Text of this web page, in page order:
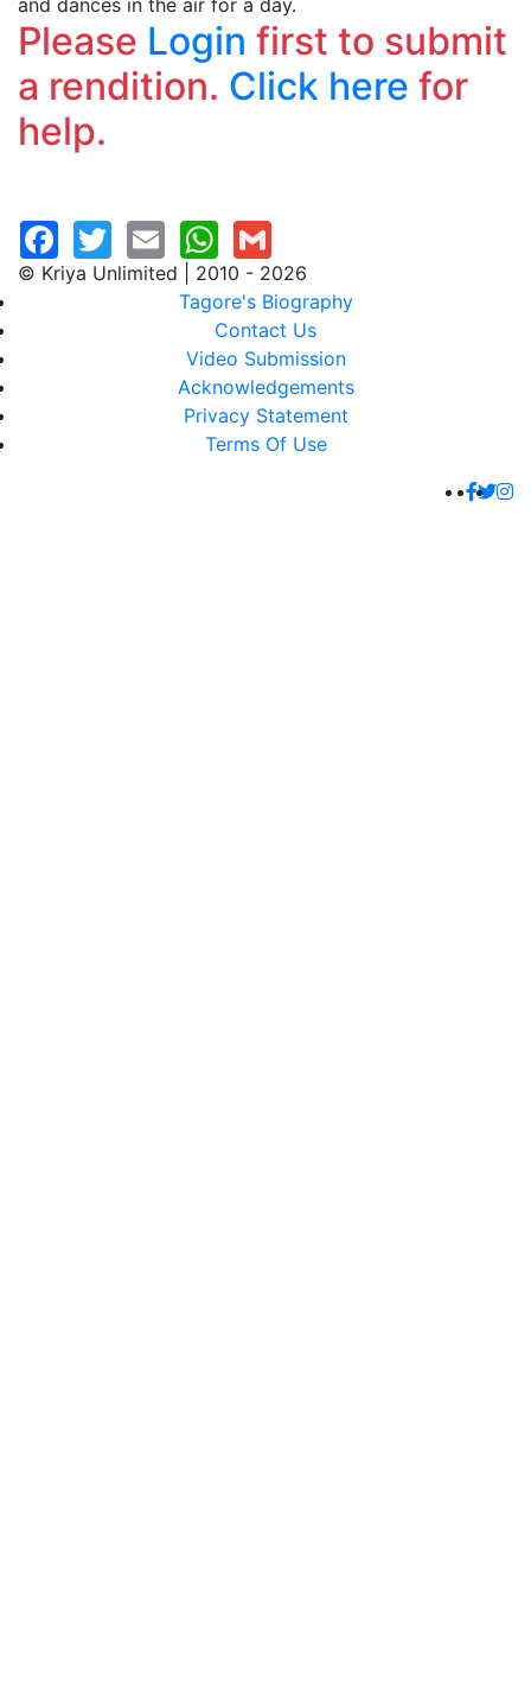
and dances in the air for a day.
Please Login first to submit
a rendition. Click here for
help.
© Kriya Unlimited | 2010 - 2026
Tagore's Biography
Contact Us
Video Submission
Acknowledgements
Privacy Statement
Terms Of Use